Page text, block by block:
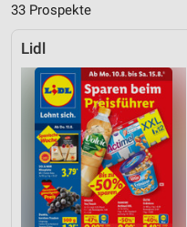
33 Prospekte
Lidl